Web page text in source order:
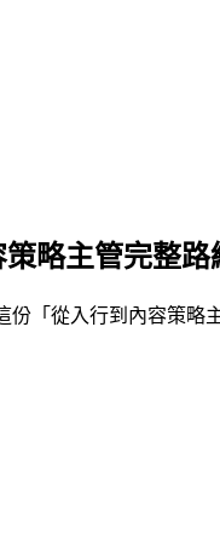
略主管完整路
份「從入行到內容策